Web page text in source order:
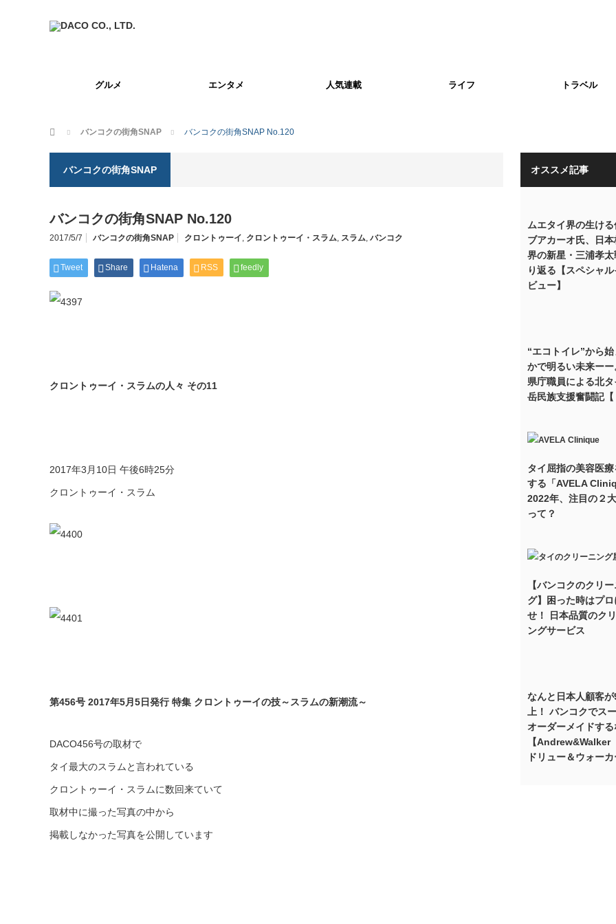
グルメ エンタメ 人気連載 ライフ トラベル
ホーム バンコクの街角SNAP バンコクの街角SNAP No.120
バンコクの街角SNAP
バンコクの街角SNAP No.120
2017/5/7 バンコクの街角SNAP クロントゥーイ, クロントゥーイ・スラム, スラム, バンコク
Tweet Share Hatena RSS feedly
クロントゥーイ・スラムの人々 その11
2017年3月10日 午後6時25分
クロントゥーイ・スラム
第456号 2017年5月5日発行 特集 クロントゥーイの技～スラムの新潮流～
DACO456号の取材で
タイ最大のスラムと言われている
クロントゥーイ・スラムに数回来ていて
取材中に撮った写真の中から
掲載しなかった写真を公開しています
オススメ記事
ムエタイ界の生け
ブアカーオ氏、日
界の新星・三浦孝
り返る【スペシャ
ビュー】
“エコトイレ”から
かで明るい未来ー
県庁職員による北
岳民族支援奮闘記【
タイ屈指の美容医
する「AVELA
2022年、注目の２
って？
【バンコクのクリ
グ】困った時はプ
せ！ 日本品質のク
ングサービス
なんと日本人顧客
上！ バンコクでス
オーダーメイドする
【Andrew&Walker
ドリュー＆ウォー